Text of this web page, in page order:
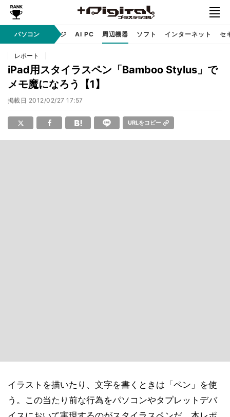
パソコン
自作 / テクノロジ AI PC 周辺機器 ソフト インターネット セ
レポート
iPad用スタイラスペン「Bamboo Stylus」で
メモ魔になろう【1】
掲載日 2012/02/27 17:57
URLをコピー
イラストを描いたり、文字を書くときは「ペン」を使
う。この当たり前な行為をパソコンやタプレットデバ